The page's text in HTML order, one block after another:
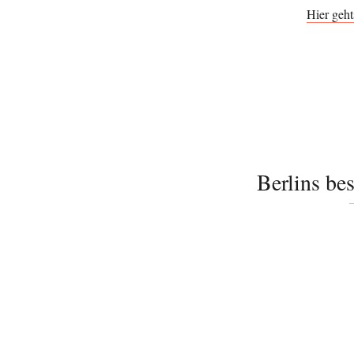
Hier
Berlins